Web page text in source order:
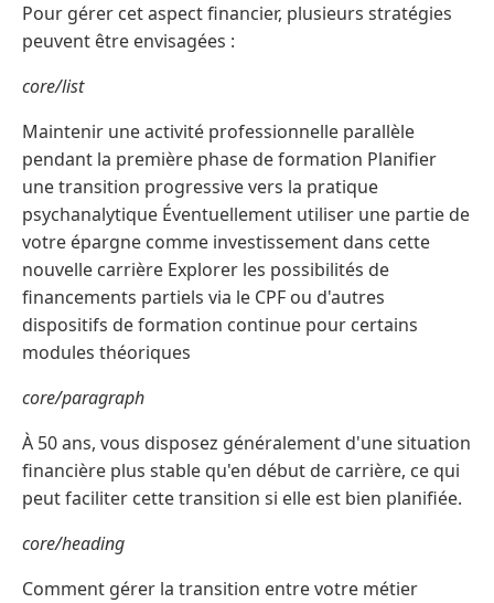
Pour gérer cet aspect financier, plusieurs stratégies
peuvent être envisagées :
core/list
Maintenir une activité professionnelle parallèle
pendant la première phase de formation Planifier
une transition progressive vers la pratique
psychanalytique Éventuellement utiliser une partie de
votre épargne comme investissement dans cette
nouvelle carrière Explorer les possibilités de
financements partiels via le CPF ou d'autres
dispositifs de formation continue pour certains
modules théoriques
core/paragraph
À 50 ans, vous disposez généralement d'une situation
financière plus stable qu'en début de carrière, ce qui
peut faciliter cette transition si elle est bien planifiée.
core/heading
Comment gérer la transition entre votre métier